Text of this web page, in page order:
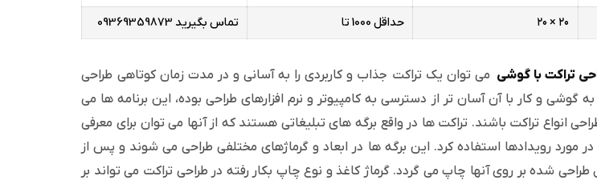
حداقل 1000 تا تماس بگیرید 09369359873
تراکت با گوشی می توان یک تراکت جذاب و کاربردی را به آسانی و در مدت زمان کوتاهی طراحی
گوشی و کار با آن آسان تر از دسترسی به کامپیوتر و نرم افزارهای طراحی بوده، این برنامه ها می
انواع تراکت باشند. تراکت ها در واقع برگه های تبلیغاتی هستند که از آنها می توان برای معرفی
مورد رویدادها استفاده کرد. این برگه ها در ابعاد و گرماژهای مختلفی طراحی می شوند و پس از
طراحی شده بر روی آنها چاپ می گردد. گرماژ کاغذ و نوع چاپ بکار رفته در طراحی تراکت می تواند بر